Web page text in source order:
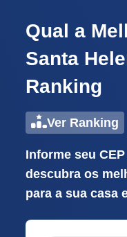
Qual a
Santa
Ranking
Ver Ranking
Informe seu
descubra os
para a sua casa